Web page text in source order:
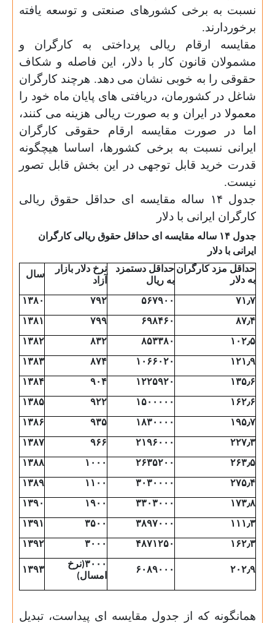
نسبت به برخی کشورهای صنعتی و توسعه یافته
برخوردارند.
مقایسه ارقام ریالی پرداختی به کارگران و
مشمولان قانون کار با دلار، این فاصله و شکاف
حقوقی را به خوبی نشان می دهد. هرچند کارگران
شاغل در کشورمان، دریافتی های پایان ماه خود را
معمولا در ایران و به صورت ریالی هزینه می کنند،
اما در صورت مقایسه ارقام حقوقی کارگران
ایرانی نسبت به برخی کشورها، اساسا هیچگونه
قدرت خرید قابل توجهی در این بخش قابل تصور
نیست.
جدول ۱۴ ساله مقایسه ای حداقل حقوق ریالی
کارگران ایرانی با دلار
جدول ۱۴ ساله مقایسه ای حداقل حقوق ریالی کارگران
ایرانی با دلار
حداقل مزد کارگران
به دلار
حداقل دستمزد
به ریال
نرخ دلار بازار
آزاد
سال
۷۱٫۷ ۵۶۷۹۰۰ ۷۹۲
۱۳۸۰
۸۷٫۴
۶۹۸۴۶۰ ۷۹۹
۱۳۸۱
۱۰۲٫۵
۸۵۳۳۸۰ ۸۳۲
۱۳۸۲
۱۲۱٫۹
۱۰۶۶۰۲۰ ۸۷۴
۱۳۸۳
۱۳۵٫۶
۱۲۲۵۹۲۰ ۹۰۴
۱۳۸۴
۱۶۲٫۶
۱۵۰۰۰۰۰ ۹۲۲
۱۳۸۵
۱۹۵٫۷
۱۸۳۰۰۰۰ ۹۳۵
۱۳۸۶
۲۲۷٫۳
۲۱۹۶۰۰۰ ۹۶۶
۱۳۸۷
۲۶۳٫۵
۲۶۳۵۲۰۰ ۱۰۰۰
۱۳۸۸
۲۷۵٫۴
۳۰۳۰۰۰۰ ۱۱۰۰
۱۳۸۹
۱۷۳٫۸
۳۳۰۳۰۰۰ ۱۹۰۰
۱۳۹۰
۱۱۱٫۳
۳۸۹۷۰۰۰ ۳۵۰۰
۱۳۹۱
۱۶۲٫۳
۴۸۷۱۲۵۰ ۳۰۰۰ ۱۳۹۲
۲۰۲٫۹ ۶۰۸۹۰۰۰
۳۰۰۰(نرخ
امسال)
۱۳۹۳
همانگونه که از جدول مقایسه ای پیداست، تبدیل